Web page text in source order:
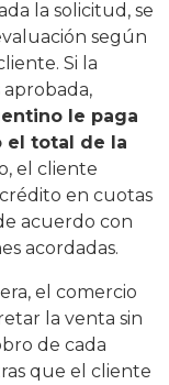
la solicitud, se
según
Si la
aprobada,
le paga
el total de la
el cliente
en cuotas
acuerdo con
acordadas.
el comercio
la venta sin
de cada
que el cliente